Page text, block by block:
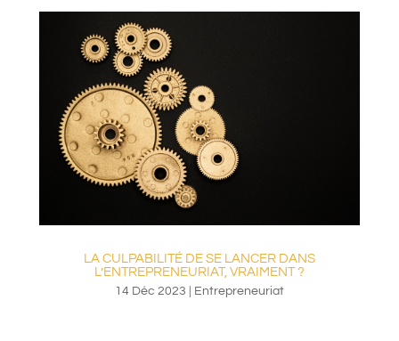
LA CULPABILITÉ DE SE LANCER DANS
L’ENTREPRENEURIAT, VRAIMENT ?
14 Déc 2023 Entrepreneuriat